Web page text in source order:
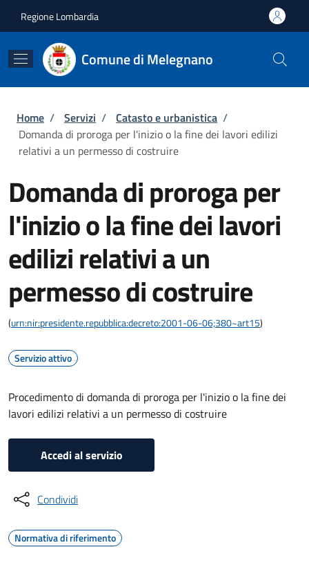
Regione Lombardia
Comune di Melegnano
Briciole di pane
Home / Servizi / Catasto e urbanistica /
Domanda di proroga per l'inizio o la fine dei lavori edilizi
relativi a un permesso di costruire
Domanda di proroga per
l'inizio o la fine dei lavori
edilizi relativi a un
permesso di costruire
(urn:nir:presidente.repubblica:decreto:2001-06-06;380~art15)
Servizio attivo
Procedimento di domanda di proroga per l'inizio o la fine dei
lavori edilizi relativi a un permesso di costruire
Accedi al servizio
Condividi
Normativa di riferimento